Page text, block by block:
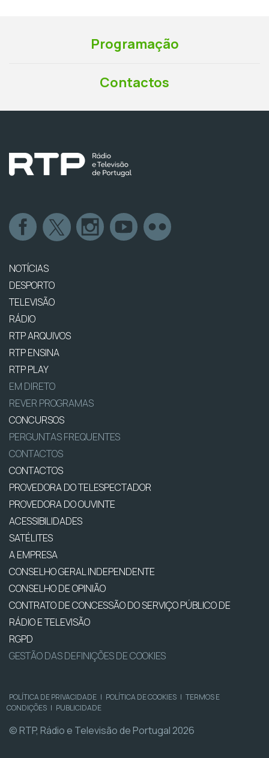
Programação
Contactos
NOTÍCIAS
DESPORTO
TELEVISÃO
RÁDIO
RTP ARQUIVOS
RTP ENSINA
RTP PLAY
EM DIRETO
REVER PROGRAMAS
CONCURSOS
PERGUNTAS FREQUENTES
CONTACTOS
CONTACTOS
PROVEDORA DO TELESPECTADOR
PROVEDORA DO OUVINTE
ACESSIBILIDADES
SATÉLITES
A EMPRESA
CONSELHO GERAL INDEPENDENTE
CONSELHO DE OPINIÃO
CONTRATO DE CONCESSÃO DO SERVIÇO PÚBLICO DE
RÁDIO E TELEVISÃO
RGPD
GESTÃO DAS DEFINIÇÕES DE COOKIES
POLÍTICA DE PRIVACIDADE | POLÍTICA DE COOKIES | TERMOS E
CONDIÇÕES | PUBLICIDADE
© RTP, Rádio e Televisão de Portugal 2026